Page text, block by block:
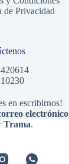
de Privacidad
en escribirnos!
electrónico
Trama.